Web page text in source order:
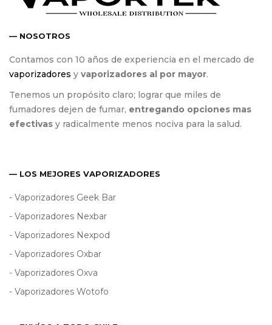
— NOSOTROS
Contamos con 10 años de experiencia en el mercado de
vaporizadores y vaporizadores al por mayor.
Tenemos un propósito claro; lograr que miles de
fumadores dejen de fumar, entregando opciones mas
efectivas y radicalmente menos nociva para la salud.
— LOS MEJORES VAPORIZADORES
- Vaporizadores Geek Bar
- Vaporizadores Nexbar
- Vaporizadores Nexpod
- Vaporizadores Oxbar
- Vaporizadores Oxva
- Vaporizadores Wotofo